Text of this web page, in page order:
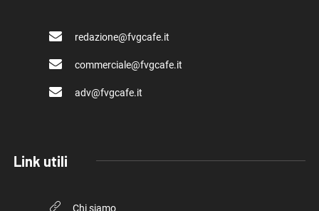
redazione@fvgcafe.it
commerciale@fvgcafe.it
adv@fvgcafe.it
Link utili
Chi siamo